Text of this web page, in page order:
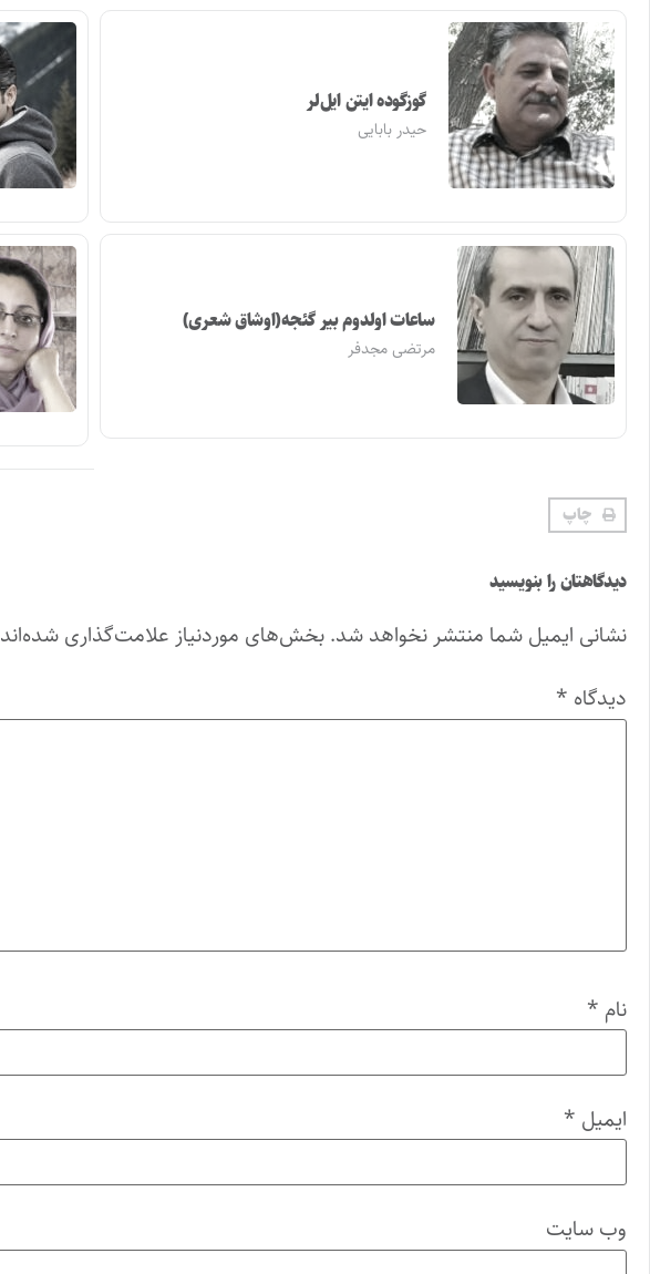
گوزگوده ایتن ایل‌لر
حیدر بابایی
ساعات اولدوم بیر گئجه(اوشاق شعری)
مرتضی مجدفر
چاپ
دیدگاهتان را بنویسید
نشانی ایمیل شما منتشر نخواهد شد. بخش‌های موردنیاز علامت‌گذاری شده‌اند
دیدگاه *
نام *
ایمیل *
وب‌ سایت